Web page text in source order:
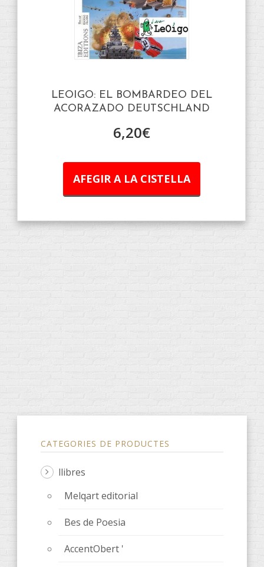
LEOIGO: EL BOMBARDEO DEL
ACORAZADO DEUTSCHLAND
6,20€
AFEGIR A LA CISTELLA
CATEGORIES DE PRODUCTES
llibres
Melqart editorial
Bes de Poesia
AccentObert '